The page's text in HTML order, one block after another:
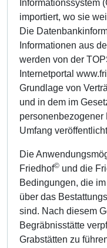
Informationssystem
importiert, wo sie
Die
Informationen aus
werden von der
Internetportal
Grundlage von
und in dem im
personenbezogener
Umfang
Die
Friedhof© und die
Bedingungen, die
über das
sind. Nach diesem
Begräbnisstätte
Grabstätten zu